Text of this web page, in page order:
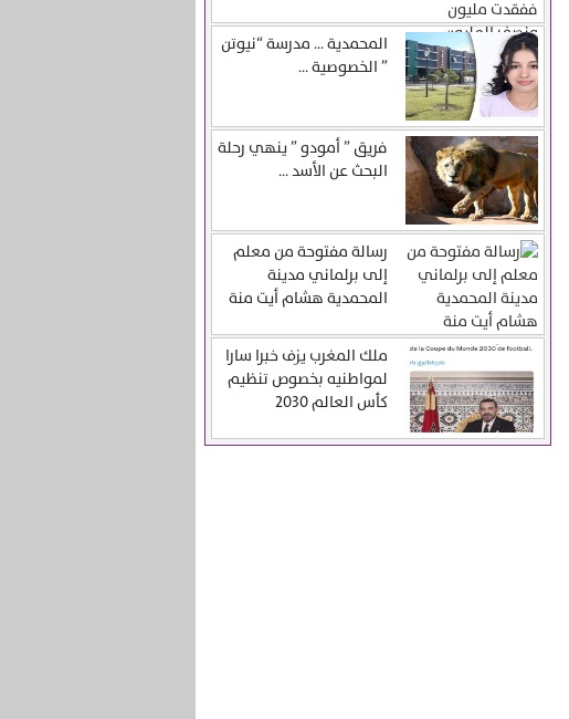
المحمدية … مدرسة “نيوتن
” الخصوصية ...
فريق ” أمودو ” ينهي رحلة
البحث عن الأسد ...
رسالة مفتوحة من معلم
إلى برلماني مدينة
المحمدية هشام أيت منة
ملك المغرب يزف خبرا سارا
لمواطنيه بخصوص تنظيم
كأس العالم 2030